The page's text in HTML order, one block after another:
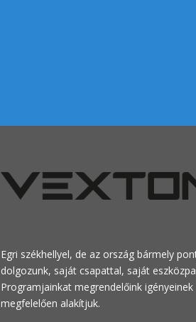
Egri székhellyel, de az ország bármely
dolgozunk, saját csapattal, saját
Programjainkat megrendelőink igényeinek
megfelelően alakítjuk.